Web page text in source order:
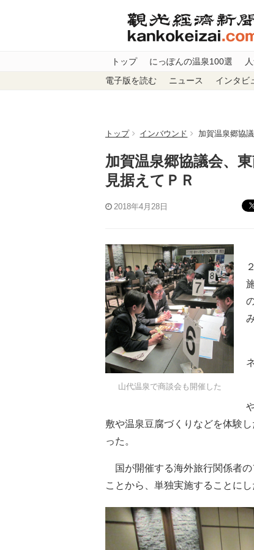
トップ にっぽんの温泉100選
電子版を読む ニュース インタビ
トップ インバウンド 加賀温泉郷協
加賀温泉郷協議会、
見据えてＰＲ
2018年4月28日
山代温泉で商談会も開催した
敷や温泉豆腐づくりなどを体験
った。
国が開催する海外旅行関係者の
ことから、単独実施することにし